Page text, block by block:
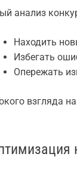
анализ
Находить
Избегать
Опережать
взгляда